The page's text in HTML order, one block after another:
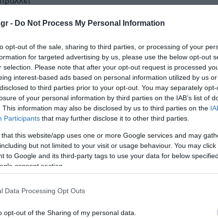
- Do Not Process My Personal Information
opt-out of the sale, sharing to third parties, or processing of your
for targeted advertising by us, please use the below opt-out
selection. Please note that after your opt-out request is processed
interest-based ads based on personal information utilized by us
to third parties prior to your opt-out. You may separately
of your personal information by third parties on the IAB’s list of
This information may also be disclosed by us to third parties on the
Participants that may further disclose it to other third parties.
that this website/app uses one or more Google services and may
but not limited to your visit or usage behaviour. You may
to Google and its third-party tags to use your data for below
consent section.
Data Processing Opt Outs
opt-out of the Sharing of my personal data.
η αποχώρηση του Ελον Μάσκ από την κυβέρνηση, κάτι
ποσότητες οικονομικών δεδομένων και να
αντιπάλων της, θα μπορούσε να παρεμποδιστεί από
από μια στιγμή στην άλλη.
να γίνει έτσι ένα πεδίο μάχης, στο οποίο τα
οι αδερφοί Bitcoin, ανταγωνίζονται για να
οποιουδήποτε μιλάει τελευταίος..
αυτής της διαφωνίας γίνονται σαφείς από δύο
κατέκτησε την τέχνη του οικονομικού
στο μέλλον.
δημοσιογράφος που έγινε ιστορικός, εκθέτει τις
Ηνωμένων Πολιτειών. Στο Chokepoints, ο Έντουαρντ
Υπουργείο Εξωτερικών, κολακεύει τους